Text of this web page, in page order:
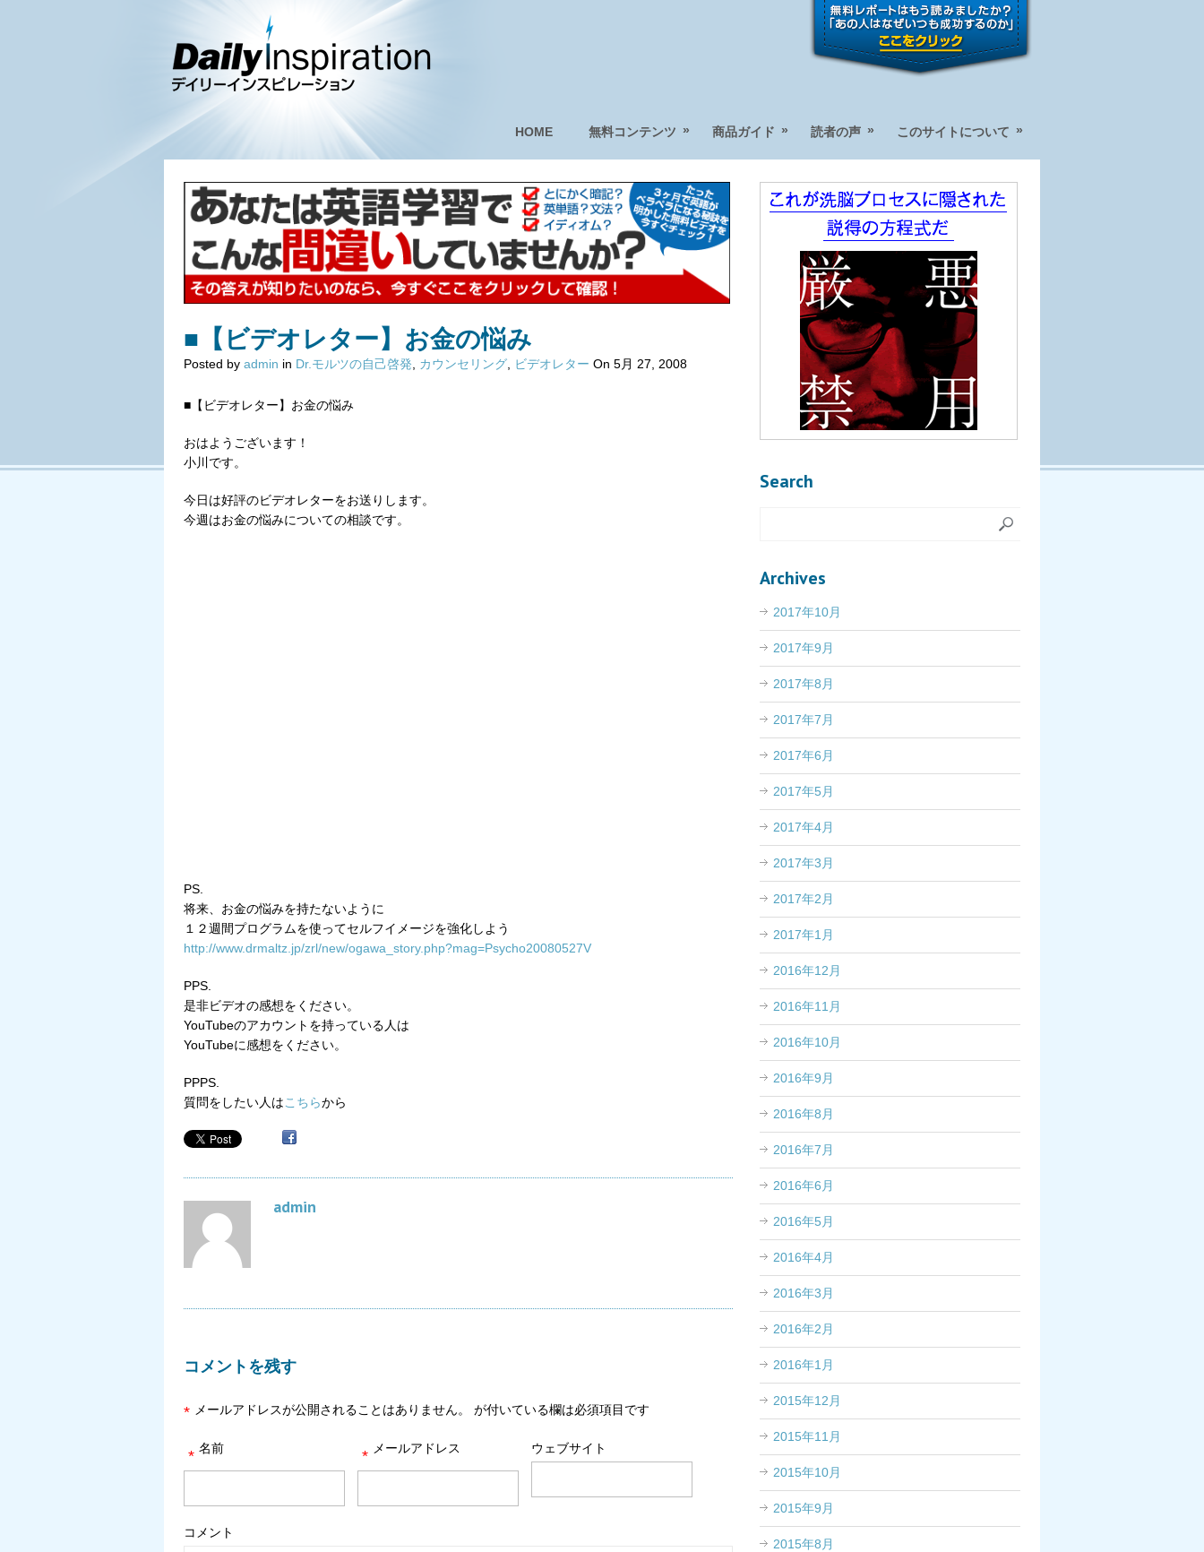
HOME 無料コンテンツ » 商品ガイド » 読者の声 » このサイトについて »
■【ビデオレター】お金の悩み
Posted by admin in Dr.モルツの自己啓発 カウンセリング ビデオレター On 5月 27, 2008
■【ビデオレター】お金の悩み
おはようございます！
小川です。
今日は好評のビデオレターをお送りします。
今週はお金の悩みについての相談です。
PS.
将来、お金の悩みを持たないように
１２週間プログラムを使ってセルフイメージを強化しよう
http://www.drmaltz.jp/zrl/new/ogawa_story.php?mag=Psycho20080527V
PPS.
是非ビデオの感想をください。
YouTubeのアカウントを持っている人は
YouTubeに感想をください。
PPPS.
質問をしたい人はこちらから
admin
コメントを残す
メールアドレスが公開されることはありません。
* が付いている欄は必須項目です
名前
* メールアドレス
* ウェブサイト
コメント
Search
Archives
2017年10月
2017年9月
2017年8月
2017年7月
2017年6月
2017年5月
2017年4月
2017年3月
2017年2月
2017年1月
2016年12月
2016年11月
2016年10月
2016年9月
2016年8月
2016年7月
2016年6月
2016年5月
2016年4月
2016年3月
2016年2月
2016年1月
2015年12月
2015年11月
2015年10月
2015年9月
2015年8月